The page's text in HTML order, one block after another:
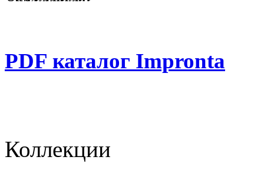
PDF каталог Impronta
Коллекции